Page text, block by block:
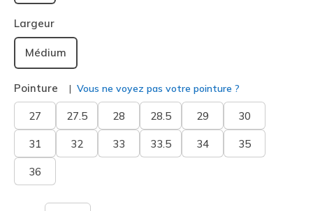
sélectionné
Largeur
Médium
Pointure Vous ne voyez pas votre pointure ?
27 27.5 28 28.5 29 30
31 32 33 33.5 34 35
36